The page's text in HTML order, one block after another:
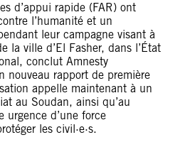
d’appui rapide (FAR) ont
l’humanité et un
leur campagne visant à
la ville d’El Fasher, dans l’État
conclut Amnesty
nouveau rapport de première
appelle maintenant à un
au Soudan, ainsi qu’au
urgence d’une force
les civil·e·s.